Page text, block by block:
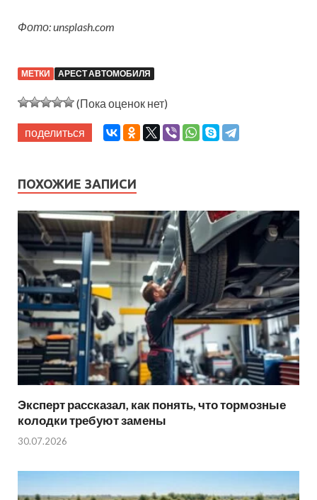
Фото: unsplash.com
МЕТКИ АРЕСТ АВТОМОБИЛЯ
(Пока оценок нет)
поделиться
ПОХОЖИЕ ЗАПИСИ
Эксперт рассказал, как понять, что тормозные
колодки требуют замены
30.07.2026